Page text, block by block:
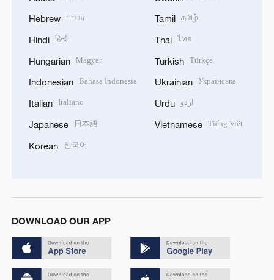
Hebrew עברית
Hindi हिन्दी
Hungarian Magyar
Indonesian Bahasa Indonesia
Italian Italiano
Japanese 日本語
Korean 한국어
Tamil தமிழ்
Thai ไทย
Turkish Türkçe
Ukrainian Українська
Urdu اردو
Vietnamese Tiếng Việt
DOWNLOAD OUR APP